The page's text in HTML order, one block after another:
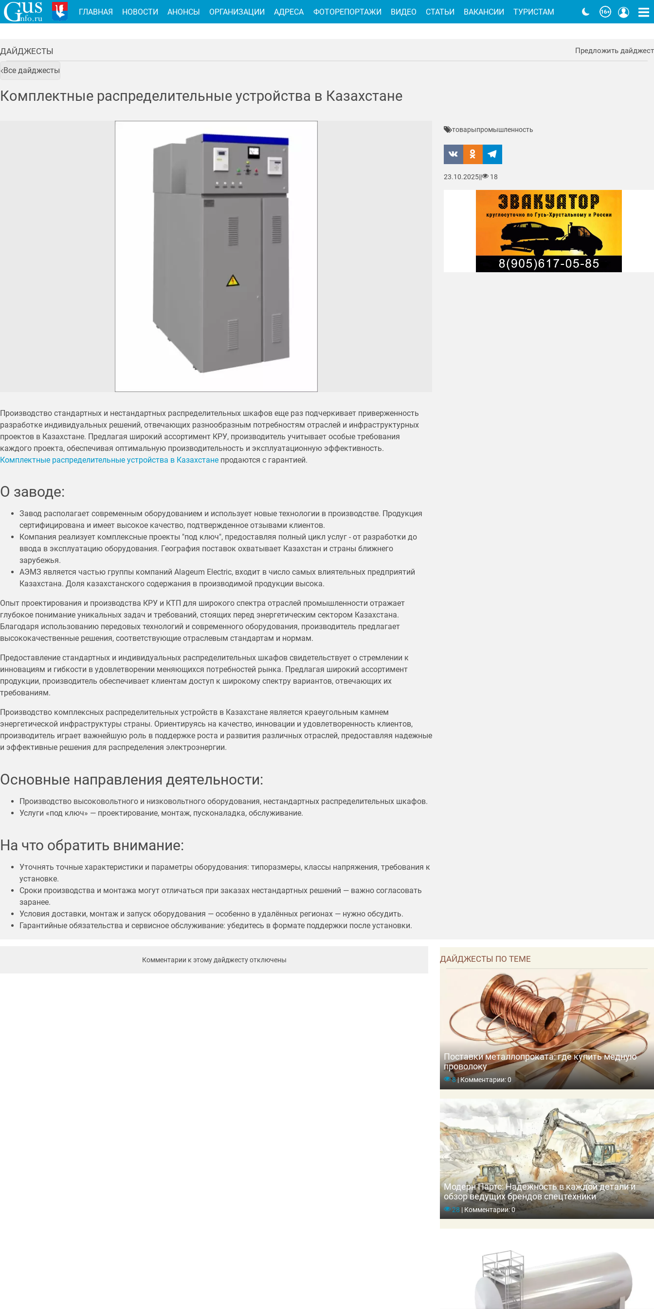
ДАЙДЖЕСТЫ Предложить дайджест
Все дайджесты
Комплектные распределительные устройства в Казахстане
Производство стандартных и нестандартных распределительных шкафов еще раз подчеркивает приверженность
разработке индивидуальных решений, отвечающих разнообразным потребностям отраслей и инфраструктурных
проектов в Казахстане. Предлагая широкий ассортимент КРУ, производитель учитывает особые требования
каждого проекта, обеспечивая оптимальную производительность и эксплуатационную эффективность.
Комплектные распределительные устройства в Казахстане продаются с гарантией.
О заводе:
Завод располагает современным оборудованием и использует новые технологии в производстве. Продукция
сертифицирована и имеет высокое качество, подтвержденное отзывами клиентов.
Компания реализует комплексные проекты "под ключ", предоставляя полный цикл услуг - от разработки до
ввода в эксплуатацию оборудования. География поставок охватывает Казахстан и страны ближнего
зарубежья.
АЭМЗ является частью группы компаний Alageum Electric, входит в число самых влиятельных предприятий
Казахстана. Доля казахстанского содержания в производимой продукции высока.
Опыт проектирования и производства КРУ и КТП для широкого спектра отраслей промышленности отражает
глубокое понимание уникальных задач и требований, стоящих перед энергетическим сектором Казахстана.
Благодаря использованию передовых технологий и современного оборудования, производитель предлагает
высококачественные решения, соответствующие отраслевым стандартам и нормам.
Предоставление стандартных и индивидуальных распределительных шкафов свидетельствует о стремлении к
инновациям и гибкости в удовлетворении меняющихся потребностей рынка. Предлагая широкий ассортимент
продукции, производитель обеспечивает клиентам доступ к широкому спектру вариантов, отвечающих их
требованиям.
Производство комплексных распределительных устройств в Казахстане является краеугольным камнем
энергетической инфраструктуры страны. Ориентируясь на качество, инновации и удовлетворенность клиентов,
производитель играет важнейшую роль в поддержке роста и развития различных отраслей, предоставляя надежные
и эффективные решения для распределения электроэнергии.
Основные направления деятельности:
Производство высоковольтного и низковольтного оборудования, нестандартных распределительных шкафов.
Услуги «под ключ» — проектирование, монтаж, пусконаладка, обслуживание.
На что обратить внимание:
Уточнять точные характеристики и параметры оборудования: типоразмеры, классы напряжения, требования к
установке.
Сроки производства и монтажа могут отличаться при заказах нестандартных решений — важно согласовать
заранее.
Условия доставки, монтаж и запуск оборудования — особенно в удалённых регионах — нужно обсудить.
Гарантийные обязательства и сервисное обслуживание: убедитесь в формате поддержки после установки.
товарыпромышленность
23.10.2025|| 18
Комментарии к этому дайджесту отключены ДАЙДЖЕСТЫ ПО ТЕМЕ
Поставки металлопроката: где купить медную
проволоку
8|Комментарии: 0
Модерн Партс: Надежность в каждой детали и
обзор ведущих брендов спецтехники
28 |Комментарии: 0
ГЛАВНАЯ НОВОСТИ АНОНСЫ ОРГАНИЗАЦИИ АДРЕСА ФОТОРЕПОРТАЖИ ВИДЕО СТАТЬИ ВАКАНСИИ ТУРИСТАМ